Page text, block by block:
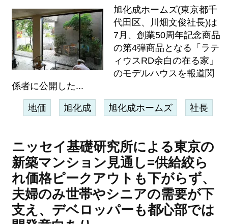
旭化成ホームズ(東京都千
代田区、川畑文俊社長)は
7月、創業50周年記念商品
の第4弾商品となる「ラテ
ィウスRD余白の在る家」
のモデルハウスを報道関
係者に公開した...
地価 旭化成 旭化成ホームズ 社長
ニッセイ基礎研究所による東京の
新築マンション見通し=供給絞ら
れ価格ピークアウトも下がらず、
夫婦のみ世帯やシニアの需要が下
支え、デベロッパーも都心部では